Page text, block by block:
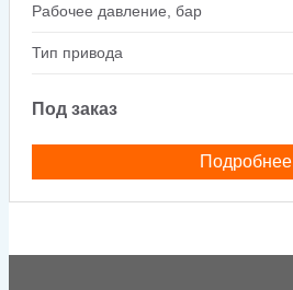
Рабочее давление, бар
Тип привода
Под заказ
Подробнее